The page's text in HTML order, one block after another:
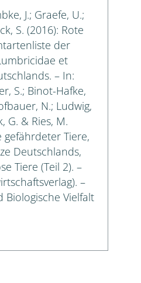
J.; Graefe, U.;
S. (2016): Rote
der
et
– In:
S.; Binot-Hafke,
N.; Ludwig,
G. & Ries, M.
gefährdeter Tiere,
Deutschlands,
Tiere (Teil 2). –
–
Biologische Vielfalt